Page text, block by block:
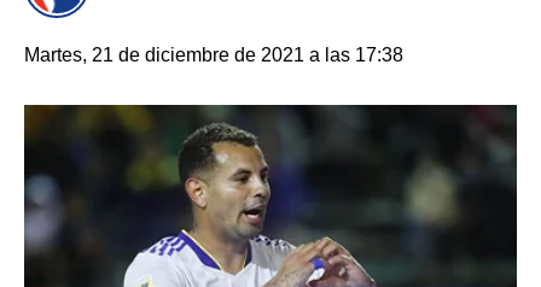
Martes, 21 de diciembre de 2021 a las 17:38